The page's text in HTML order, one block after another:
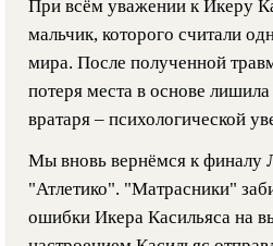
При всём уважении к Икеру
мальчик, которого считали
мира. После полученной
потеря места в основе
вратаря – психологической
Мы вновь вернёмся к
"Атлетико". "Матрасники"
ошибки Икера Касильяса на